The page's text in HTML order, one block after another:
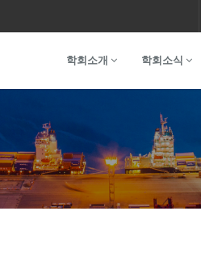
학회소개 학회소식